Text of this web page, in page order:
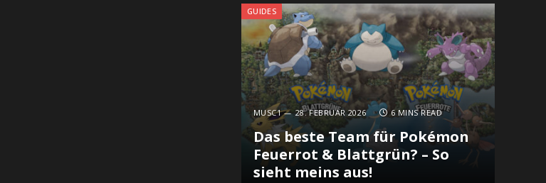
GUIDES
MUSC1 28. FEBRUAR 2026 6 MINS READ
Das beste Team für Pokémon
Feuerrot & Blattgrün? – So
sieht meins aus!